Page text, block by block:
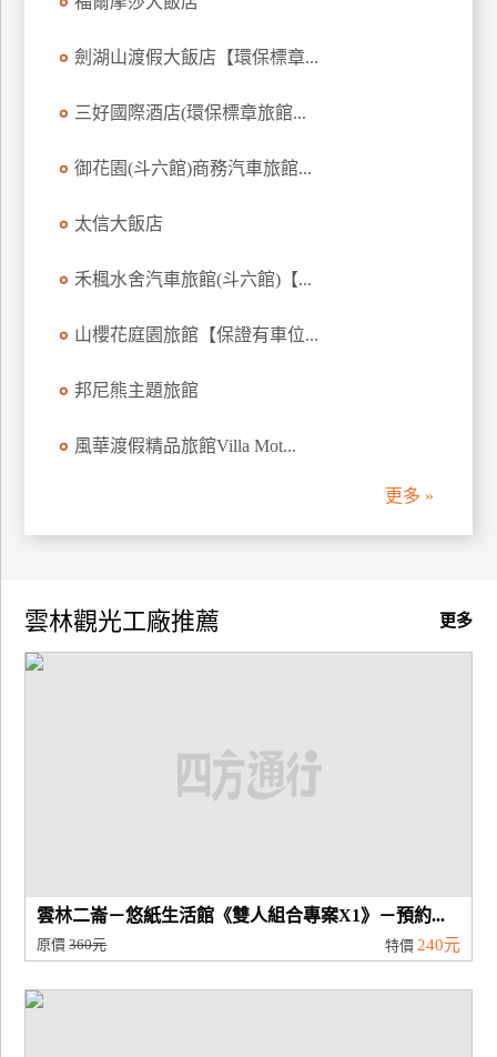
作
宣
傳
劍湖山渡假大飯店【環保標章...
三好國際酒店(環保標章旅館...
御花園(斗六館)商務汽車旅館...
太信大飯店
禾楓水舍汽車旅館(斗六館)【...
山櫻花庭園旅館【保證有車位...
邦尼熊主題旅館
風華渡假精品旅館Villa Mot...
更多 »
更多
雲林觀光工廠推薦
雲林二崙－悠紙生活館《雙人組合專案X1》－預約...
原價360元 特價 240元